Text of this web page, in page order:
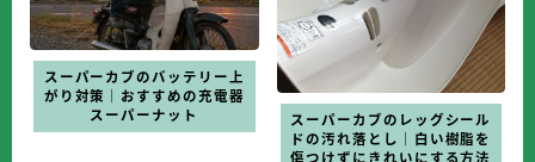
メンテナンス・整備・DIY
装備・アクセサリー
スーパーカブのバッテリー上
がり対策｜おすすめの充電器
スーパーナット
スーパーカブのレッグシール
ドの汚れ落とし｜白い樹脂を
傷つけずにきれいにする方法